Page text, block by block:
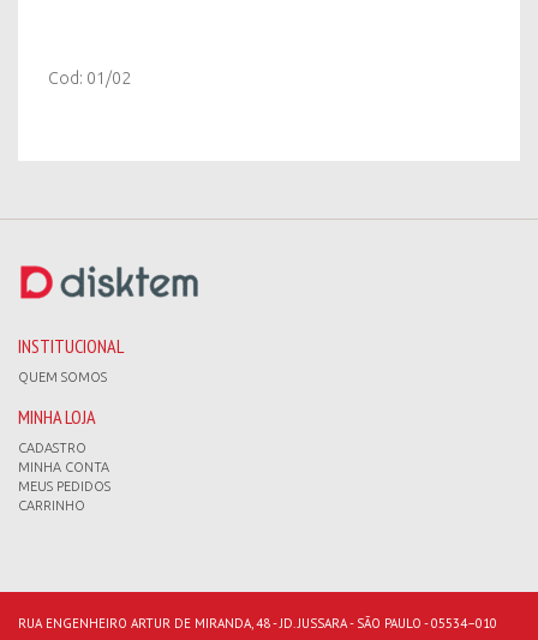
Cod: 01/02
INSTITUCIONAL
QUEM SOMOS
MINHA LOJA
CADASTRO
MINHA CONTA
MEUS PEDIDOS
CARRINHO
RUA ENGENHEIRO ARTUR DE MIRANDA, 48 - JD. JUSSARA - SÃO PAULO - 05534–010